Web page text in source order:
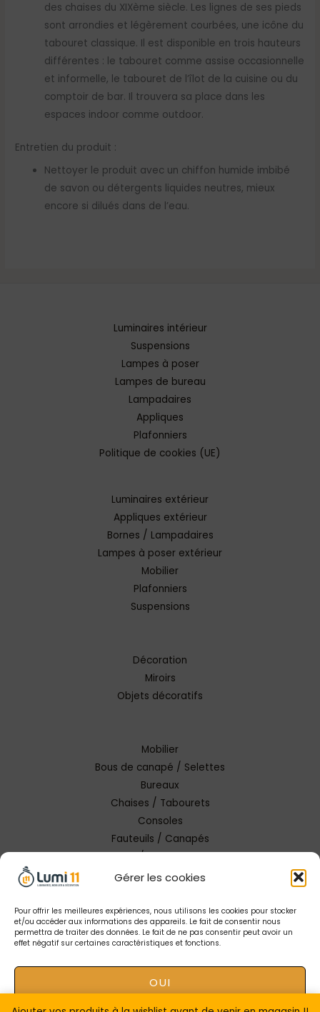
Gérer les cookies
Pour offrir les meilleures expériences, nous utilisons les cookies pour stocker
et/ou accéder aux informations des appareils. Le fait de consentir nous
permettra de traiter des données. Le fait de ne pas consentir peut avoir un
effet négatif sur certaines caractéristiques et fonctions.
OUI
des chaises du XIXème siècle. Les lignes de ses pieds
sont arrondies et légèrement courbées, une icône du
tabouret classique. Il est disponible en trois hauteurs
différentes : le tabouret comme assise occasionnelle
et informelle, le tabouret de l’îlot de la cuisine ou du
comptoir de bar. Il trouvera sa place dans les
espaces indoor comme outdoor.
Entretien du produit :
Nettoyer le produit avec un chiffon humide imbibé
de savon ou détergents liquides neutres, mieux
encore si dilués dans de l’eau.
Luminaires intérieur
Suspensions
Lampes à poser
Lampes de bureau
Lampadaires
Appliques
Plafonniers
Politique de cookies (UE)
Luminaires extérieur
Appliques extérieur
Bornes / Lampadaires
Lampes à poser extérieur
Mobilier
Plafonniers
Suspensions
Décoration
Miroirs
Objets décoratifs
Mobilier
Bous de canapé / Selettes
Bureaux
Chaises / Tabourets
Consoles
Fauteuils / Canapés
Copyright © 2026 Lumi 11 Carcassonne
Mentions Légales |Conception Tendance Digitale|